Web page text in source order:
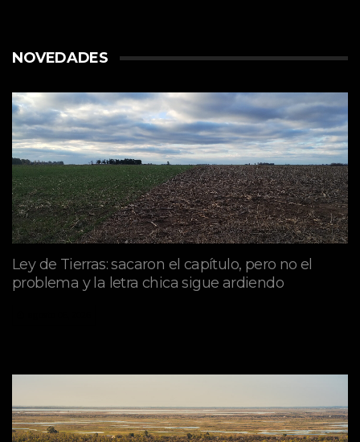
NOVEDADES
Ley de Tierras: sacaron el capítulo, pero no el
problema y la letra chica sigue ardiendo